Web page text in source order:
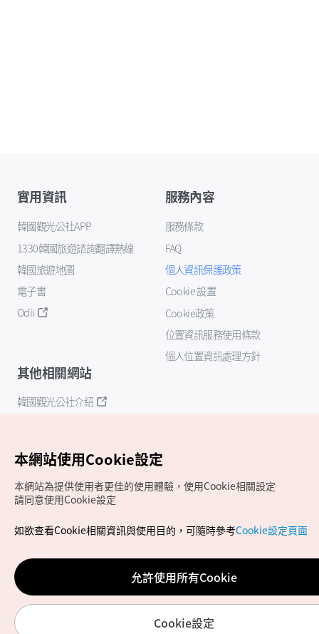
實用資訊
韓國觀光公社APP
1330韓國旅遊諮詢翻譯熱線
韓國旅遊地圖
電子書
Odii
服務內容
服務條款
FAQ
個人資訊保護政策
Cookie 設置
Cookie政策
位置資訊服務使用條款
個人位置資訊處理方針
其他相關網站
韓國觀光公社介紹
Copyrights (c) 韓國觀光公社版權所有
如有相關疑問或建議，歡迎來信至官方信箱
chinese_big5@knto.or.kr
本網站使用Cookie設定
本網站為提供使用者更佳的使用體驗，使用Cookie相關設定
請同意使用Cookie設定
如欲查看Cookie相關資訊與使用目的，可隨時參考Cookie設定頁面
允許使用所有Cookie
Cookie設定